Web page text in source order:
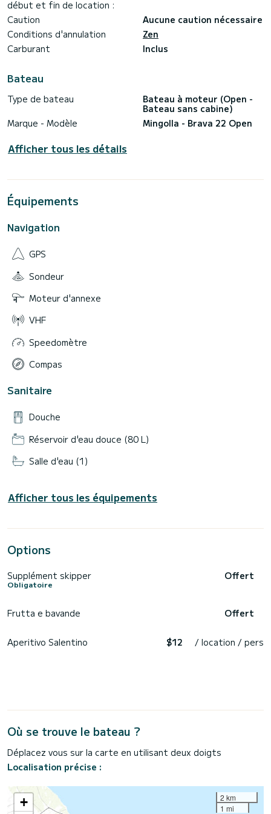
début et fin de location :
Caution
Aucune caution nécessaire
Conditions d'annulation
Zen
Carburant
Inclus
Bateau
Type de bateau
Bateau à moteur (Open -
Bateau sans cabine)
Marque - Modèle
Mingolla - Brava 22 Open
Afficher tous les détails
Équipements
Navigation
GPS
Sondeur
Moteur d'annexe
VHF
Speedomètre
Compas
Sanitaire
Douche
Réservoir d'eau douce (80 L)
Salle d'eau (1)
Afficher tous les équipements
Options
Supplément skipper
Obligatoire
Offert
Frutta e bavande Offert
Aperitivo Salentino $12 / location / pers
Où se trouve le bateau ?
Déplacez vous sur la carte en utilisant deux doigts
Localisation précise :
+
2 km
1 mi